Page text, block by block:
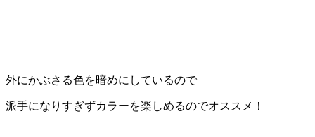
外にかぶさる色を暗めにしているので
派手になりすぎずカラーを楽しめるのでオススメ！